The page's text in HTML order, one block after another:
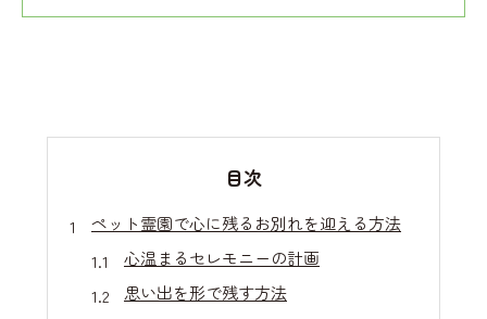
目次
ペット霊園で心に残るお別れを迎える方法
心温まるセレモニーの計画
思い出を形で残す方法